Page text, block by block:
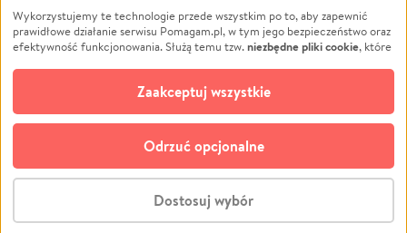
Stwórz zbiórkę - za darmo
Pomoc Finansowa
Projekty
Pogrzeb
Społeczność lokalna
Kultura
Edukacja
Podróż
Impreza
Ochrona środowiska
Biznes
© CROWDING SP. Z O.O.
Wykorzystujemy te technologie przede wszystkim po to, aby zapewnić
prawidłowe działanie serwisu Pomagam.pl, w tym jego bezpieczeństwo oraz
efektywność funkcjonowania. Służą temu tzw.niezbędne pliki cookie, które
opcjonalnych plików cookie
technologii do celów analitycznych i retargetingowych. Możesz wyrazić
zgodę na ich stosowanie lub jej odmówić. W dowolnym momencie masz
możliwość zmiany swoich preferencji na stronie „Zarządzaj zgodami cookie”,
do której link znajdziesz w stopce serwisu Pomagam.pl. Opcjonalne pliki
cookie wykorzystywane są w następujących celach:
działanie serwisu Pomagam.pl. Dzięki nim możemy zrozumieć, jak
użytkownicy korzystają z naszego serwisu – skąd trafiają do serwisu, jak
Dostosuj wybór
Odrzuć opcjonalne
Zaakceptuj wszystkie